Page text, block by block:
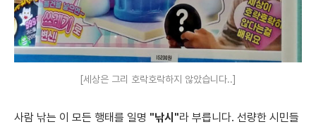
[세상은 그리 호락호락하지 않았습니다..]
사람 낚는 이 모든 행태를 일명 "낚시"라 부릅니다. 선량한 시민들